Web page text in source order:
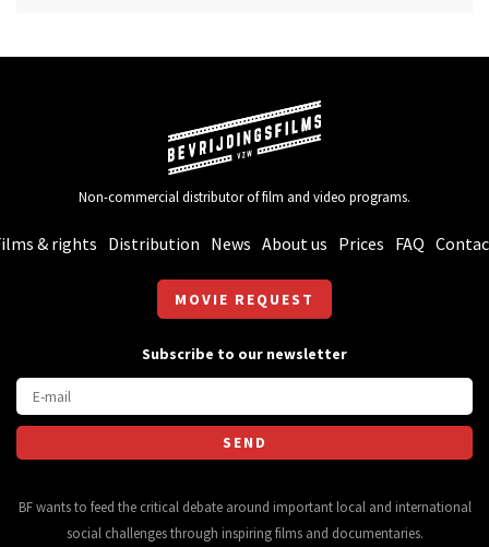
Non-commercial distributor of film and video programs.
& rights Distribution News About us Prices FAQ
MOVIE REQUEST
Subscribe to our newsletter
BF wants to feed the critical debate around important local and international
social challenges through inspiring films and documentaries.